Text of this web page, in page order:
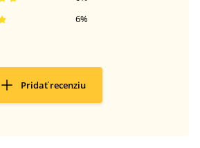
6%
Pridať recenziu